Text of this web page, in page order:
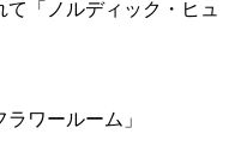
「ノルディック・ヒュ
ワールーム」